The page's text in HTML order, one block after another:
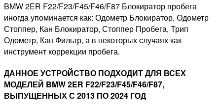
BMW 2ER F22/F23/F45/F46/F87 Блокиратор пробега
иногда упоминается как: Одометр Блокиратор, Одометр
Стоппер, Кан Блокиратор, Стоппер Пробега, Трип
Одометр, Кан Фильтр, а в некоторых случаях как
инструмент коррекции пробега.
ДАННОЕ УСТРОЙСТВО ПОДХОДИТ ДЛЯ ВСЕХ
МОДЕЛЕЙ BMW 2ER F22/F23/F45/F46/F87,
ВЫПУЩЕННЫХ С 2013 ПО 2024 ГОД